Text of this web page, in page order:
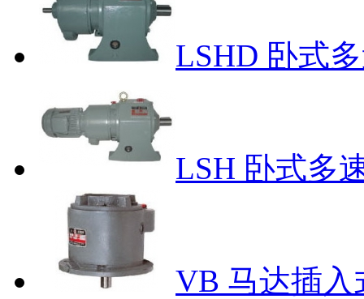
LSHD 卧式
LSH 卧式多
VB 马达插